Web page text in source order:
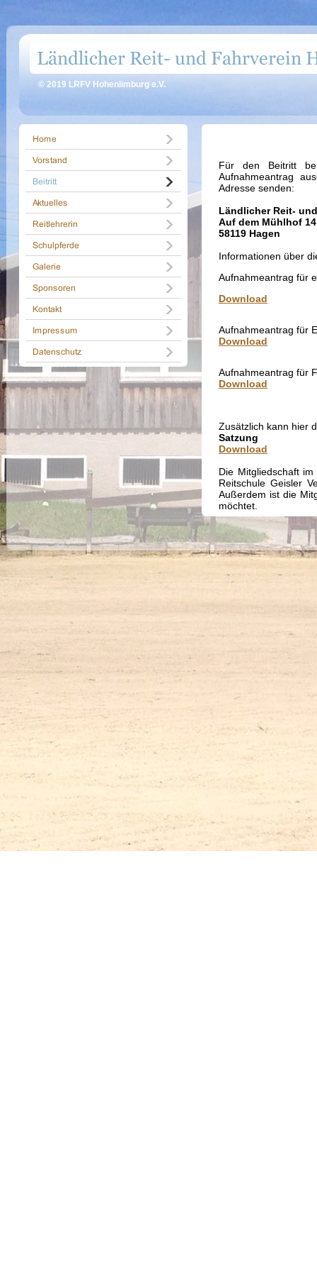
© 2019 LRFV Hohenlimburg e.V.
Für den Beitritt
Aufnahmeantrag
Adresse senden:
Ländlicher Reit-
Auf dem Mühlhof 14
58119 Hagen
Informationen über
Aufnahmeantrag für
Download
Aufnahmeantrag für
Download
Aufnahmeantrag für
Download
Zusätzlich kann hier
Satzung
Download
Die Mitgliedschaft
Reitschule Geisler
Außerdem ist die
möchtet.